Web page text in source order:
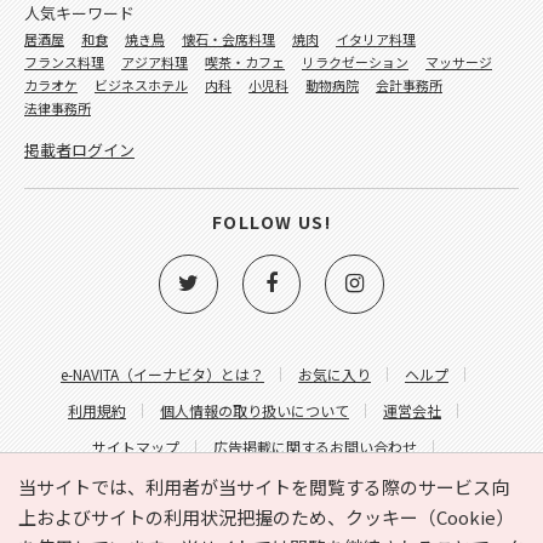
当サイトでは、利用者が当サイトを閲覧する際のサービス向
上およびサイトの利用状況把握のため、クッキー（Cookie）
e-NAVITA（イーナビタ）とは？ お気に入り
ヘルプ
利用規約
個人情報の取り扱いについて
運営会社
サイトマップ
広告掲載に関するお問い合わせ
サイトの内容に関するお問い合わせ
人気キーワード
居酒屋 和食 焼き鳥 懐石・会席料理 焼肉
イタリア料理
フランス料理
アジア料理 喫茶・カフェ リラクゼーション
マッサージ
カラオケ
ビジネスホテル 内科 小児科 動物病院
会計事務所
法律事務所
掲載者ログイン
FOLLOW US!